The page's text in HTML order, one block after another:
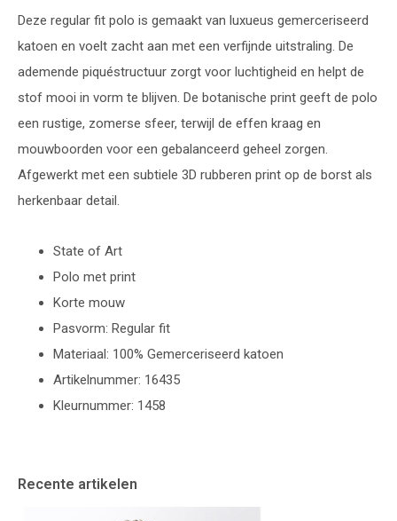
Deze regular fit polo is gemaakt van luxueus gemerceriseerd
katoen en voelt zacht aan met een verfijnde uitstraling. De
ademende piquéstructuur zorgt voor luchtigheid en helpt de
stof mooi in vorm te blijven. De botanische print geeft de polo
een rustige, zomerse sfeer, terwijl de effen kraag en
mouwboorden voor een gebalanceerd geheel zorgen.
Afgewerkt met een subtiele 3D rubberen print op de borst als
herkenbaar detail.
State of Art
Polo met print
Korte mouw
Pasvorm: Regular fit
Materiaal: 100% Gemerceriseerd katoen
Artikelnummer: 16435
Kleurnummer: 1458
Recente artikelen